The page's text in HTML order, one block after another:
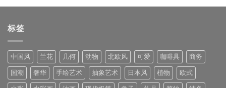
¥228
标签
中国风 兰花 几何 动物 北欧风 可爱 咖啡具 商务
国潮 奢华 手绘艺术 抽象艺术 日本风 植物 欧式